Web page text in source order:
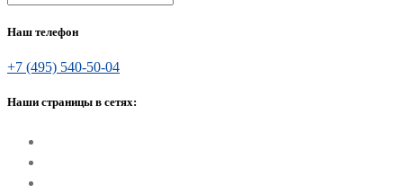
Наш телефон
+7 (495) 540-50-04
Наши страницы в сетях: